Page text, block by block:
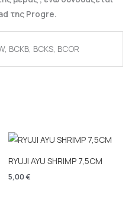
της Progre.
BCKB, BCKS, BCOR
RYUJI AYU SHRIMP 7,5CM
5,00€